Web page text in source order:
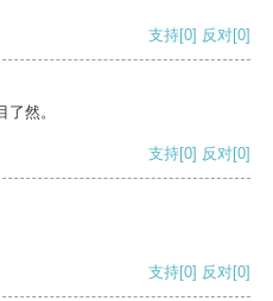
支持[0] 反对[0]
然。
支持[0] 反对[0]
支持[0] 反对[0]